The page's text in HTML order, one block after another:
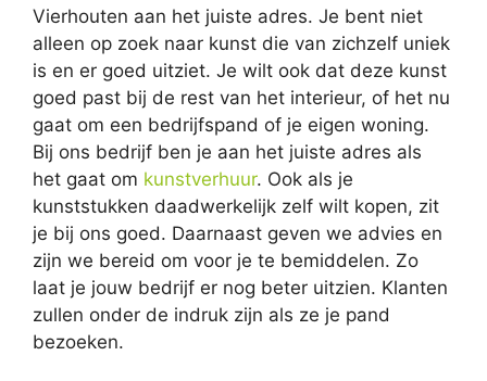
Vierhouten aan het juiste adres. Je bent niet
alleen op zoek naar kunst die van zichzelf uniek
is en er goed uitziet. Je wilt ook dat deze kunst
goed past bij de rest van het interieur, of het nu
gaat om een bedrijfspand of je eigen woning.
Bij ons bedrijf ben je aan het juiste adres als
het gaat om kunstverhuur. Ook als je
kunststukken daadwerkelijk zelf wilt kopen, zit
je bij ons goed. Daarnaast geven we advies en
zijn we bereid om voor je te bemiddelen. Zo
laat je jouw bedrijf er nog beter uitzien. Klanten
zullen onder de indruk zijn als ze je pand
bezoeken.